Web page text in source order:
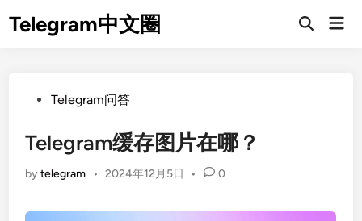
Telegram中文圈
Open
PostedTelegram问答
Telegram缓存图片在哪？
bytelegram • 2024年12月5日 • 0